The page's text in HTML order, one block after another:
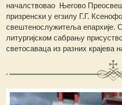
началствовао Његово
призренски у егзилу Г.Г.
свештенослужитеља епархије.
литургијском сабрању
светосаваца из разних крајева